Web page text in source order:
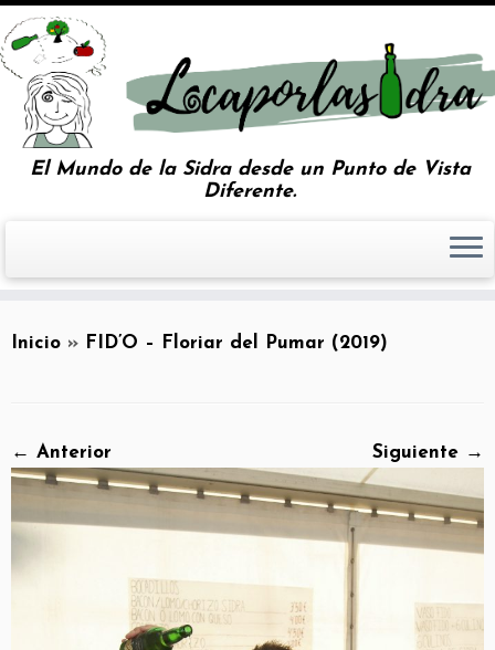
El Mundo de la Sidra desde un Punto de Vista
Diferente.
Inicio » FID’O – Floriar del Pumar (2019)
← Anterior Siguiente →